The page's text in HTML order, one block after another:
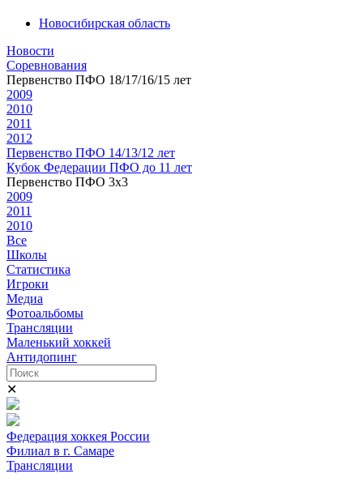
Новосибирская область
Новости
Соревнования
Первенство ПФО 18/17/16/15 лет
2009
2010
2011
2012
Первенство ПФО 14/13/12 лет
Кубок Федерации ПФО до 11 лет
Первенство ПФО 3х3
2009
2011
2010
Все
Школы
Статистика
Игроки
Медиа
Фотоальбомы
Трансляции
Маленький хоккей
Антидопинг
✕
Федерация хоккея России
Филиал в г. Самаре
Трансляции